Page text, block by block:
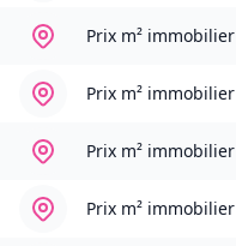
Prix m² immobilier
Prix m² immobilier
Prix m² immobilier
Prix m² immobilier